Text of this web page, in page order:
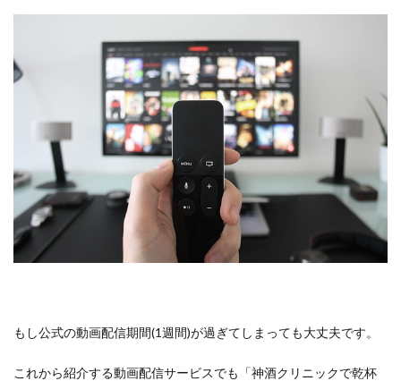
もし公式の動画配信期間(1週間)が過ぎてしまっても大丈夫です。
これから紹介する動画配信サービスでも「神酒クリニックで乾杯